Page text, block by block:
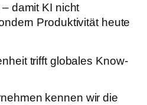
damit KI nicht
Produktivität heute
trifft globales Know-
kennen wir die